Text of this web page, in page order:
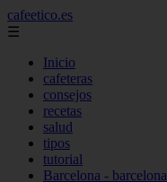
cafeetico.es
☰
Inicio
cafeteras
consejos
recetas
salud
tipos
tutorial
Barcelona - barcelona